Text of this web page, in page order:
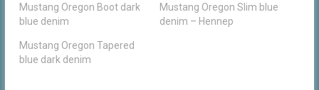
Mustang Oregon Boot dark
blue denim
Mustang Oregon Slim blue
denim – Hennep
Mustang Oregon Tapered
blue dark denim